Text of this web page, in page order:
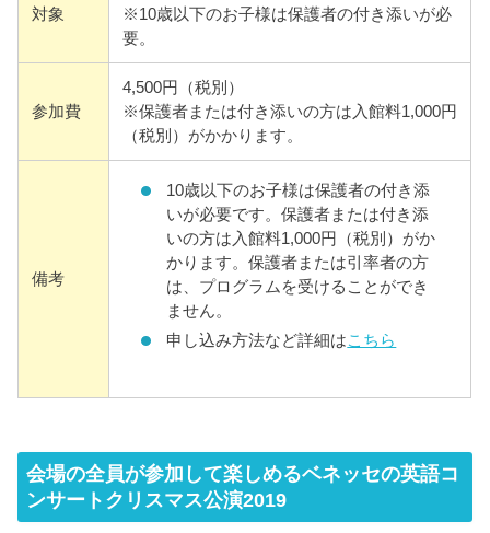
対象
※10歳以下のお子様は保護者の付き添いが必
要。
参加費
4,500円（税別）
※保護者または付き添いの方は入館料1,000円
（税別）がかかります。
備考
10歳以下のお子様は保護者の付き添
いが必要です。保護者または付き添
いの方は入館料1,000円（税別）がか
かります。保護者または引率者の方
は、プログラムを受けることができ
ません。
申し込み方法など詳細はこちら
会場の全員が参加して楽しめるベネッセの英語コ
ンサートクリスマス公演2019